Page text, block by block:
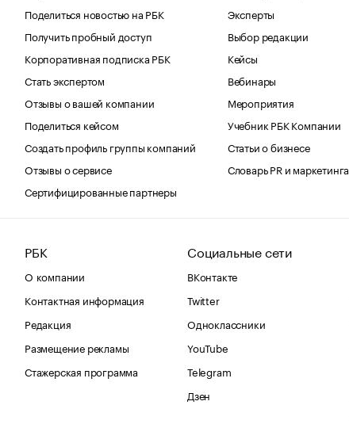
Поделиться новостью на РБК
Получить пробный доступ
Корпоративная подписка РБК
Стать экспертом
Отзывы о вашей компании
Поделиться кейсом
Создать профиль группы компаний
Отзывы о сервисе
Сертифицированные партнеры
Эксперты
Выбор редакции
Кейсы
Вебинары
Мероприятия
Учебник РБК Компании
Статьи о бизнесе
Словарь PR и маркетинга
РБК
О компании
Контактная информация
Редакция
Размещение рекламы
Стажерская программа
Социальные сети
ВКонтакте
Twitter
Одноклассники
YouTube
Telegram
Дзен